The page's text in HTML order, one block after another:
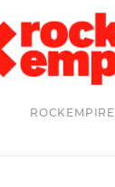
ROCKEMPIRE